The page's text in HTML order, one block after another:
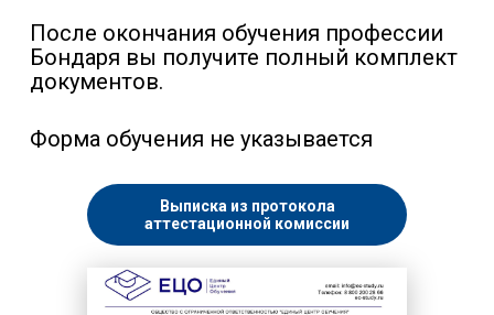
После окончания обучения профессии
Бондаря вы получите полный комплект
документов.
Форма обучения не указывается
Выписка из протокола
аттестационной комиссии